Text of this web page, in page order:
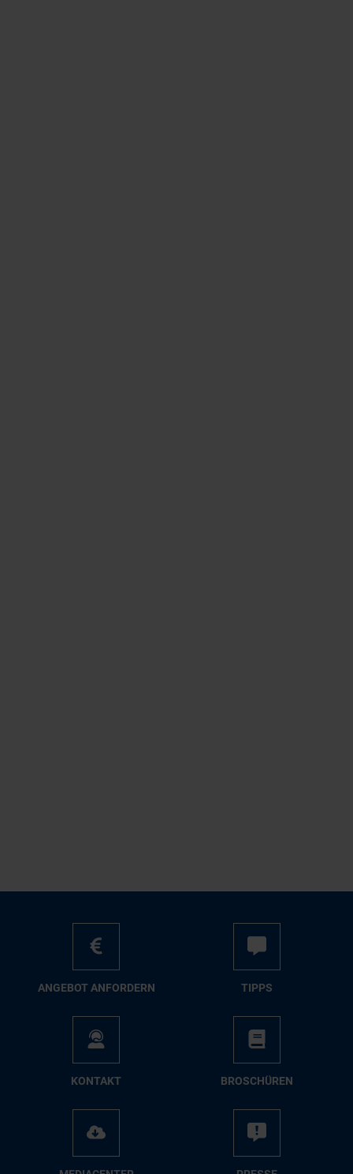
AN­GE­BOT AN­FOR­DERN TIPPS
KON­TAKT BRO­SCHÜ­REN